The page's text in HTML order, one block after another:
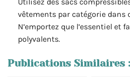
vêtements par catégorie dans
N’emportez que l’essentiel et
polyvalents.
Publications Similaires :